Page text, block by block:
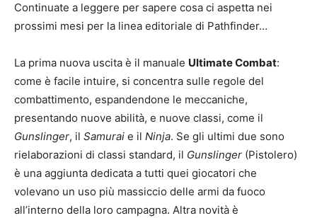
Continuate a leggere per sapere cosa ci aspetta nei
prossimi mesi per la linea editoriale di Pathfinder…
La prima nuova uscita è il manuale Ultimate Combat:
come è facile intuire, si concentra sulle regole del
combattimento, espandendone le meccaniche,
presentando nuove abilità, e nuove classi, come il
Gunslinger, il Samurai e il Ninja. Se gli ultimi due sono
rielaborazioni di classi standard, il Gunslinger (Pistolero)
è una aggiunta dedicata a tutti quei giocatori che
volevano un uso più massiccio delle armi da fuoco
all’interno della loro campagna. Altra novità è